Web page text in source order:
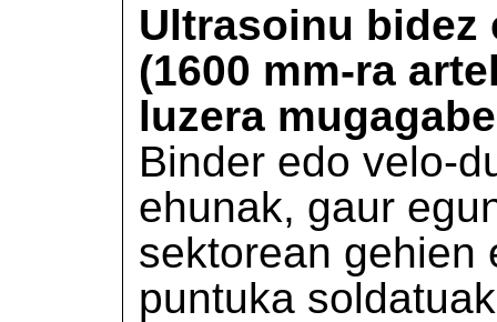
Ultrasoinu bidez
(1600 mm-ra
luzera
Binder edo velo-
ehunak, gaur
sektorean gehien
puntuka